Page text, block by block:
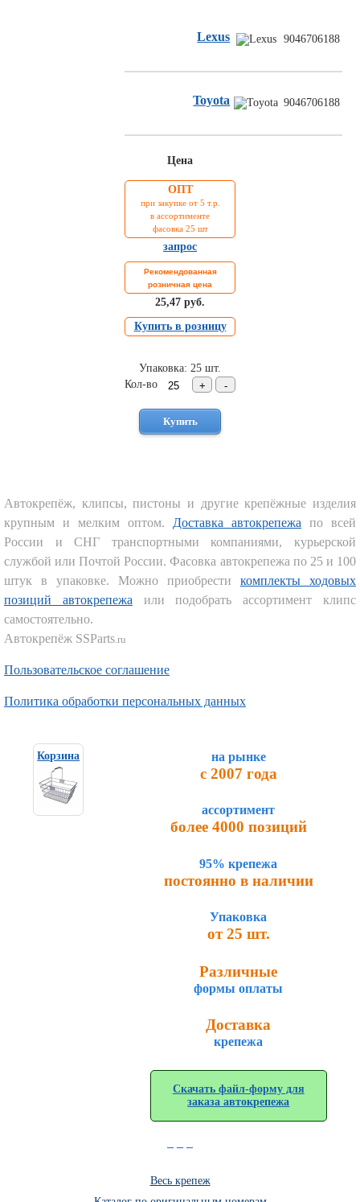
Lexus 9046706188
Toyota 9046706188
Цена
ОПТ
при закупке от 5 т.р.
в ассортименте
фасовка 25 шт
запрос
Рекомендованная
розничная цена
25,47 руб.
Купить в розницу
Упаковка: 25 шт.
Кол-во
Автокрепёж, клипсы, пистоны и другие крепёжные изделия
крупным и мелким оптом. Доставка автокрепежа по всей
России и СНГ транспортными компаниями, курьерской
службой или Почтой России. Фасовка автокрепежа по 25 и 100
штук в упаковке. Можно приобрести комплекты ходовых
позиций автокрепежа или подобрать ассортимент клипс
самостоятельно.
Автокрепёж SSParts.ru
Пользовательское соглашение
Политика обработки персональных данных
Корзина на рынке
с 2007 года
ассортимент
более 4000 позиций
95% крепежа
постоянно в наличии
Упаковка
от 25 шт.
Различные
формы оплаты
Доставка
крепежа
Скачать файл-форму для
заказа автокрепежа
Весь крепеж